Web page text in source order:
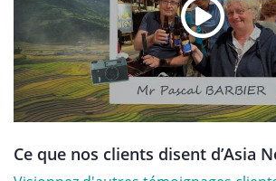
Ce que nos clients disent d’Asia